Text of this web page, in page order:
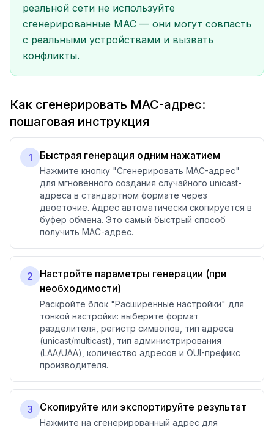
реальной сети не используйте
сгенерированные MAC — они могут совпасть
с реальными устройствами и вызвать
конфликты.
Как сгенерировать MAC-адрес:
пошаговая инструкция
1 Быстрая генерация одним нажатием
Нажмите кнопку "Сгенерировать MAC-адрес"
для мгновенного создания случайного unicast-
адреса в стандартном формате через
двоеточие. Адрес автоматически скопируется в
буфер обмена. Это самый быстрый способ
получить MAC-адрес.
2
Настройте параметры генерации (при
необходимости)
Раскройте блок "Расширенные настройки" для
тонкой настройки: выберите формат
разделителя, регистр символов, тип адреса
(unicast/multicast), тип администрирования
(LAA/UAA), количество адресов и OUI-префикс
производителя.
3 Скопируйте или экспортируйте результат
Нажмите на сгенерированный адрес для